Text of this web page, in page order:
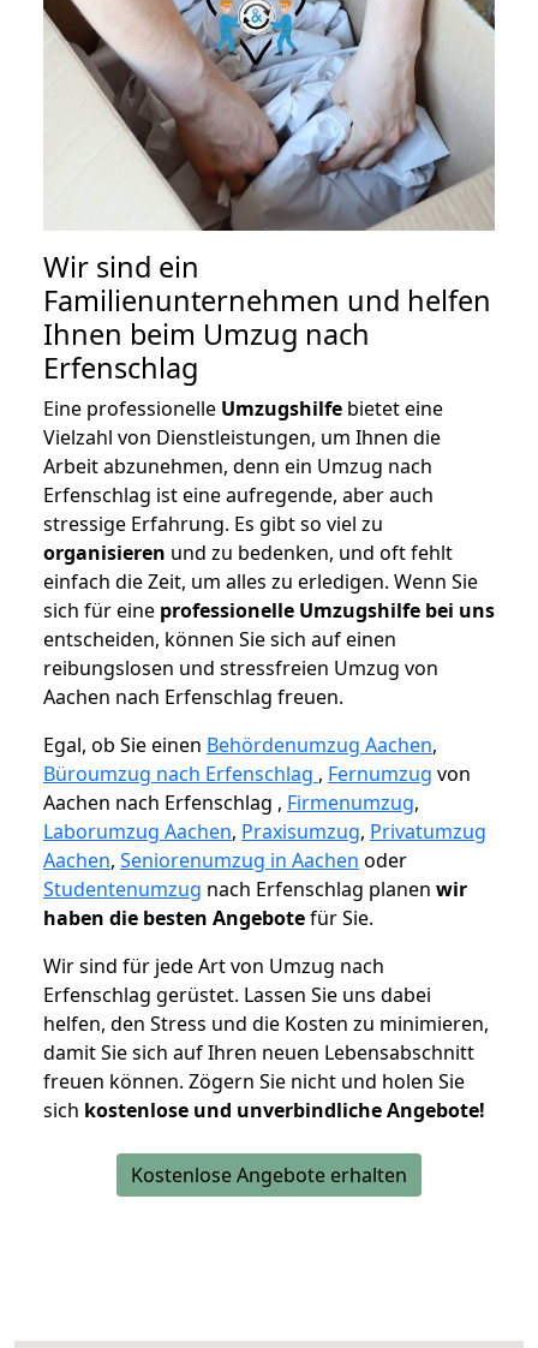
Wir sind ein
Familienunternehmen und helfen
Ihnen beim Umzug nach
Erfenschlag
Eine professionelle Umzugshilfe bietet eine
Vielzahl von Dienstleistungen, um Ihnen die
Arbeit abzunehmen, denn ein Umzug nach
Erfenschlag ist eine aufregende, aber auch
stressige Erfahrung. Es gibt so viel zu
organisieren und zu bedenken, und oft fehlt
einfach die Zeit, um alles zu erledigen. Wenn Sie
sich für eine professionelle Umzugshilfe bei uns
entscheiden, können Sie sich auf einen
reibungslosen und stressfreien Umzug von
Aachen nach Erfenschlag freuen.
Egal, ob Sie einen Behördenumzug Aachen,
Büroumzug nach Erfenschlag , Fernumzug von
Aachen nach Erfenschlag , Firmenumzug,
Laborumzug Aachen, Praxisumzug, Privatumzug
Aachen, Seniorenumzug in Aachen oder
Studentenumzug nach Erfenschlag planen wir
haben die besten Angebotefür Sie.
Wir sind für jede Art von Umzug nach
Erfenschlag gerüstet. Lassen Sie uns dabei
helfen, den Stress und die Kosten zu minimieren,
damit Sie sich auf Ihren neuen Lebensabschnitt
freuen können. Zögern Sie nicht und holen Sie
sich kostenlose und unverbindliche Angebote!
Kostenlose Angebote erhalten